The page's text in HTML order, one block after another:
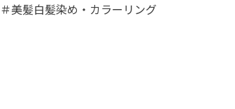
＃美髪白髪染め・カラーリング